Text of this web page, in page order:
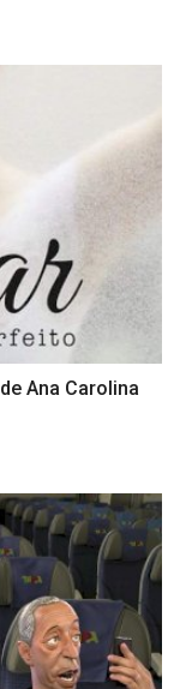
Ana Carolina